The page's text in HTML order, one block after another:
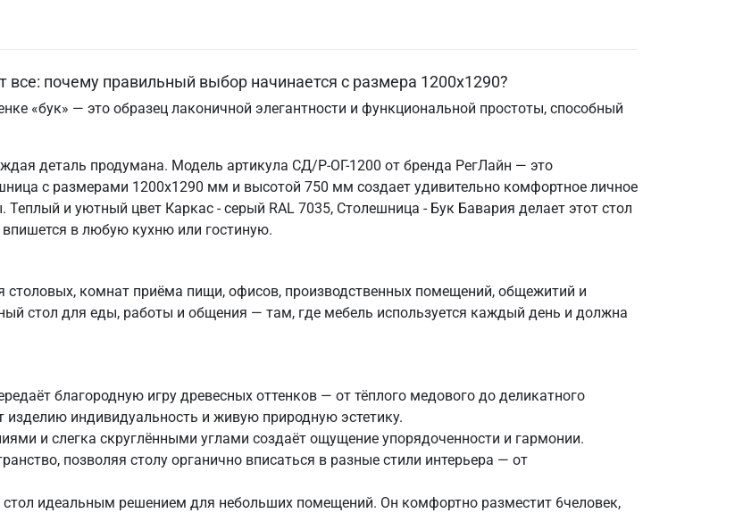
почему правильный выбор начинается с размера 1200х1290?
«бук» — это образец лаконичной элегантности и функциональной простоты, способный
деталь продумана. Модель артикула СД/Р-ОГ-1200 от бренда РегЛайн — это
с размерами 1200х1290 мм и высотой 750 мм создает удивительно комфортное личное
и уютный цвет Каркас - серый RAL 7035, Столешница - Бук Бавария делает этот стол
в любую кухню или гостиную.
комнат приёма пищи, офисов, производственных помещений, общежитий и
стол для еды, работы и общения — там, где мебель используется каждый день и должна
благородную игру древесных оттенков — от тёплого медового до деликатного
индивидуальность и живую природную эстетику.
и слегка скруглёнными углами создаёт ощущение упорядоченности и гармонии.
позволяя столу органично вписаться в разные стили интерьера — от
идеальным решением для небольших помещений. Он комфортно разместит 6человек,